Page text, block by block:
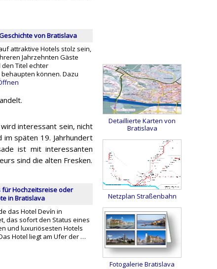
von Bratislava
attraktive Hotels stolz sein,
Jahrzehnten Gäste
Titel echter
können. Dazu
interessant sein, nicht
späten 19. Jahrhundert
ist mit interessanten
sind die alten Fresken.
für Hochzeitsreise oder
in Bratislava
das Hotel Devín in
das sofort den Status eines
und luxuriösesten Hotels
Hotel liegt am Ufer der …
Detaillierte Karten von
Bratislava
Netzplan Straßenbahn
Fotogalerie Bratislava